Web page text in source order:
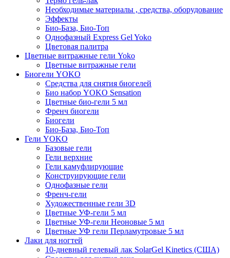
Необходимые материалы , средства, оборудование
Эффекты
Био-База, Био-Топ
Однофазный Express Gel Yoko
Цветовая палитра
Цветные витражные гели Yoko
Цветные витражные гели
Биогели YOKO
Средства для снятия биогелей
Био набор YOKO Sensation
Цветные био-гели 5 мл
Френч биогели
Биогели
Био-База, Био-Топ
Гели YOKO
Базовые гели
Гели верхние
Гели камуфлирующие
Конструирующие гели
Однофазные гели
Френч-гели
Художественные гели 3D
Цветные УФ-гели 5 мл
Цветные УФ-гели Неоновые 5 мл
Цветные УФ гели Перламутровые 5 мл
Лаки для ногтей
10-дневный гелевый лак SolarGel Kinetics (США)